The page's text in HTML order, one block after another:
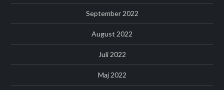
September 2022
August 2022
Juli 2022
Maj 2022